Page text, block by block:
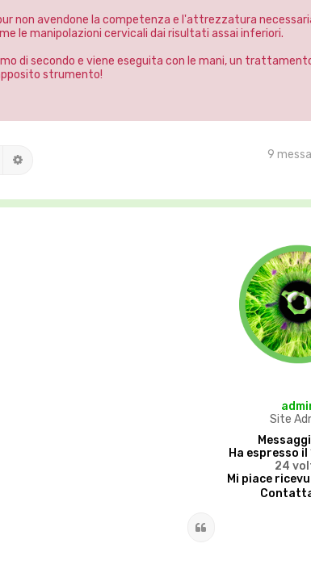
non avendone la competenza e l'attrezzatura
le manipolazioni cervicali dai risultati assai inferiori.
di secondo e viene eseguita con le mani, un
strumento!
Cerca 9
Site
Ha espresso il
24
Mi piace